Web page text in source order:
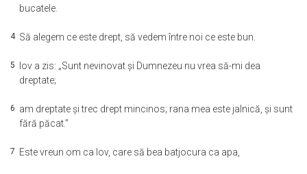
bucatele.
4 Să alegem ce este drept, să vedem între noi ce este bun.
5
Iov a zis: „Sunt nevinovat şi Dumnezeu nu vrea să-mi dea
dreptate;
6 am dreptate şi trec drept mincinos; rana mea este jalnică, şi sunt
fără păcat.”
7 Este vreun om ca Iov, care să bea batjocura ca apa,